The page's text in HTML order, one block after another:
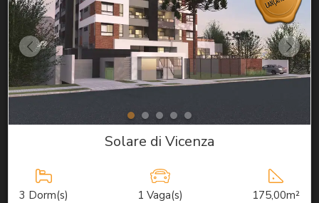
Solare di Vicenza
3 Dorm(s) 1 Vaga(s) 175,00m²